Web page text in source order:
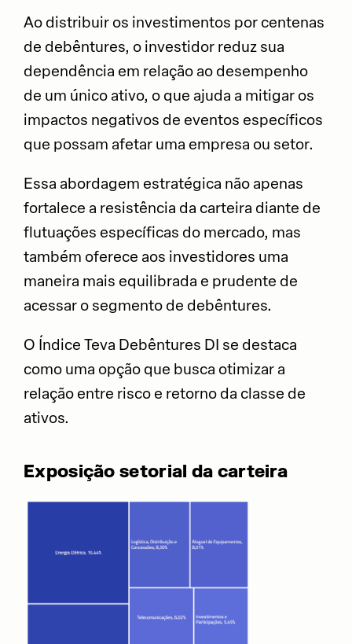
Ao distribuir os investimentos por centenas
de debêntures, o investidor reduz sua
dependência em relação ao desempenho
de um único ativo, o que ajuda a mitigar os
impactos negativos de eventos específicos
que possam afetar uma empresa ou setor.
Essa abordagem estratégica não apenas
fortalece a resistência da carteira diante de
flutuações específicas do mercado, mas
também oferece aos investidores uma
maneira mais equilibrada e prudente de
acessar o segmento de debêntures.
O Índice Teva Debêntures DI se destaca
como uma opção que busca otimizar a
relação entre risco e retorno da classe de
ativos.
Exposição setorial da carteira